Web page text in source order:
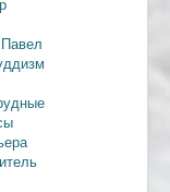
Павел